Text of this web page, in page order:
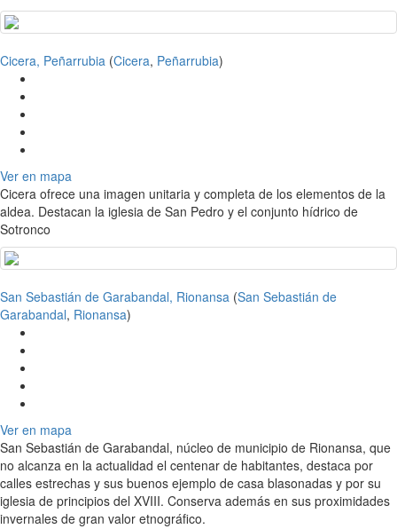
Cicera, Peñarrubia (Cicera, Peñarrubia)
Ver en mapa
Cicera ofrece una imagen unitaria y completa de los elementos de la
aldea. Destacan la iglesia de San Pedro y el conjunto hídrico de
Sotronco
San Sebastián de Garabandal, Rionansa (San Sebastián de
Garabandal, Rionansa)
Ver en mapa
San Sebastián de Garabandal, núcleo de municipio de Rionansa, que
no alcanza en la actualidad el centenar de habitantes, destaca por
calles estrechas y sus buenos ejemplo de casa blasonadas y por su
iglesia de principios del XVIII. Conserva además en sus proximidades
invernales de gran valor etnográfico.